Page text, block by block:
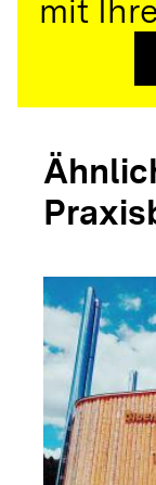
mit